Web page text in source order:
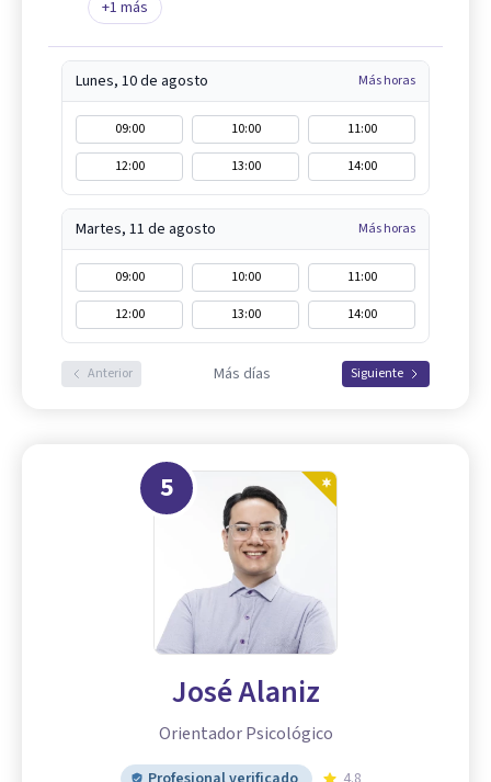
+1 más
Lunes, 10 de agosto Más horas
09:00 10:00
11:00
12:00
13:00 14:00
Martes, 11 de agosto Más horas
09:00 10:00
11:00
12:00
13:00 14:00
Anterior Más días Siguiente
5
José Alaniz
Orientador Psicológico